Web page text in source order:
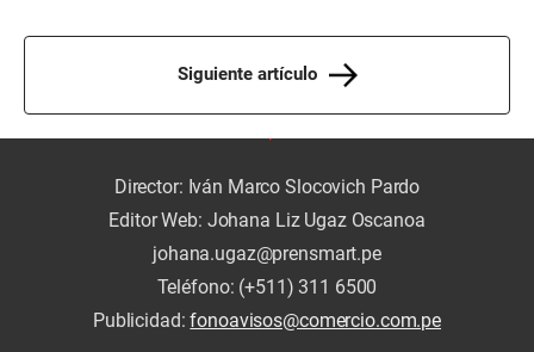
Siguiente artículo
Director: Iván Marco Slocovich Pardo
Editor Web: Johana Liz Ugaz Oscanoa
johana.ugaz@prensmart.pe
Teléfono: (+511) 311 6500
Publicidad:fonoavisos@comercio.com.pe